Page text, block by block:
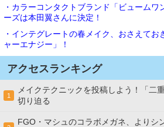
・カラーコンタクトブランド「ビュームワ
ーズは本田翼さんに決定！
・インテグレートの春メイク、おさえて
ャーエナジー」！
アクセスランキング
1
メイクテクニックを投稿しよう！「二
切り迫る
FGO・マシュのコラボメガネ、よりシ